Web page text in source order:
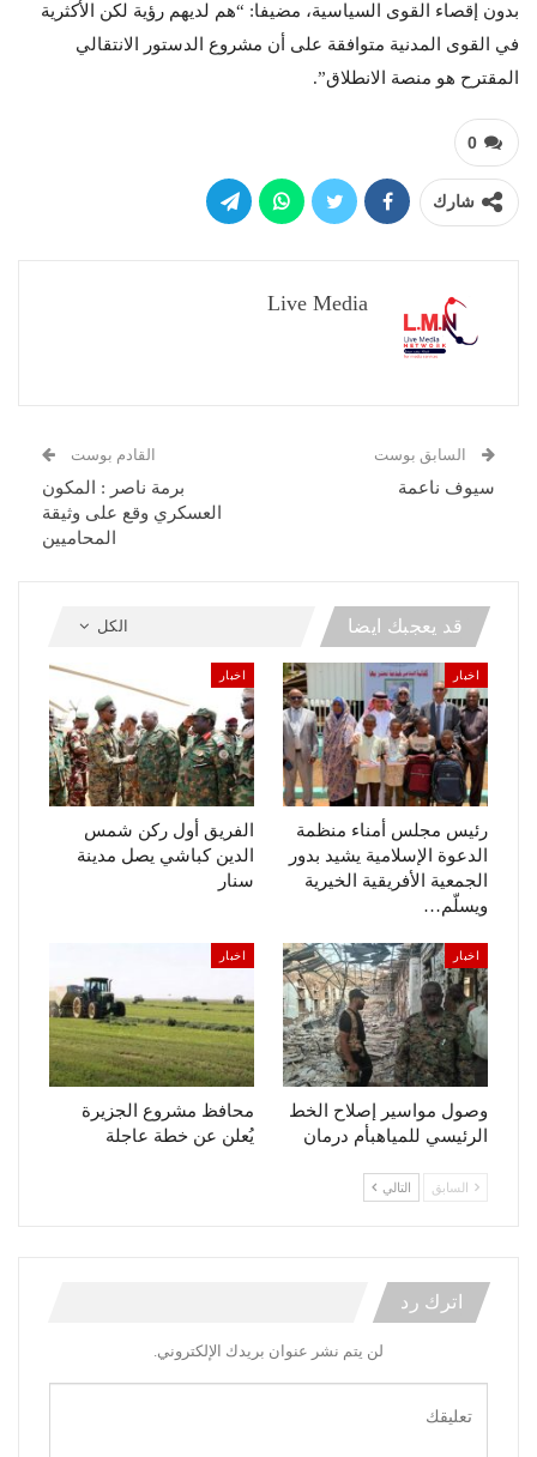
بدون إقصاء القوى السياسية، مضيفا: “هم لديهم رؤية لكن الأكثرية
في القوى المدنية متوافقة على أن مشروع الدستور الانتقالي
المقترح هو منصة الانطلاق”.
0
شارك
Live Media
السابق بوست
سيوف ناعمة
القادم بوست
برمة ناصر : المكون
العسكري وقع على وثيقة
المحاميين
الكل قد يعجبك ايضا
اخبار
رئيس مجلس أمناء منظمة
الدعوة الإسلامية يشيد بدور
الجمعية الأفريقية الخيرية
ويسلّم…
اخبار
الفريق أول ركن شمس
الدين كباشي يصل مدينة
سنار
اخبار
وصول مواسير إصلاح الخط
الرئيسي للمياهبأم درمان
اخبار
محافظ مشروع الجزيرة
يُعلن عن خطة عاجلة
السابق التالي
اترك رد
لن يتم نشر عنوان بريدك الإلكتروني.